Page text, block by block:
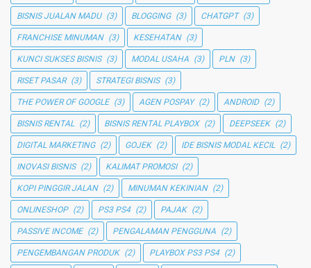
BISNIS JUALAN MADU (3) BLOGGING (3) CHATGPT (3)
FRANCHISE MINUMAN (3) KESEHATAN (3)
KUNCI SUKSES BISNIS (3) MODAL USAHA (3) PLN (3)
RISET PASAR (3) STRATEGI BISNIS (3)
THE POWER OF GOOGLE (3) AGEN POSPAY (2) ANDROID (2)
BISNIS RENTAL (2) BISNIS RENTAL PLAYBOX (2) DEEPSEEK (2)
DIGITAL MARKETING (2) GOJEK (2) IDE BISNIS MODAL KECIL (2)
INOVASI BISNIS (2) KALIMAT PROMOSI (2)
KOPI PINGGIR JALAN (2) MINUMAN KEKINIAN (2)
ONLINESHOP (2) PS3 PS4 (2) PAJAK (2)
PASSIVE INCOME (2) PENGALAMAN PENGGUNA (2)
PENGEMBANGAN PRODUK (2) PLAYBOX PS3 PS4 (2)